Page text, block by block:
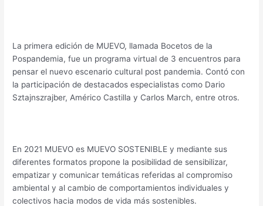
La primera edición de MUEVO, llamada Bocetos de la
Pospandemia, fue un programa virtual de 3 encuentros para
pensar el nuevo escenario cultural post pandemia. Contó con
la participación de destacados especialistas como Dario
Sztajnszrajber, Américo Castilla y Carlos March, entre otros.
En 2021 MUEVO es MUEVO SOSTENIBLE y mediante sus
diferentes formatos propone la posibilidad de sensibilizar,
empatizar y comunicar temáticas referidas al compromiso
ambiental y al cambio de comportamientos individuales y
colectivos hacia modos de vida más sostenibles.